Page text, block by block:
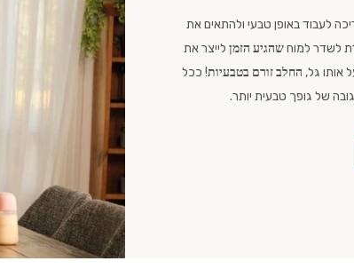
לעבוד באופן טבעי ולהתאים את
לשדר למוחשהגיע הזמן לייצר את
אותו גל, החלב זורם בטבעיות! ככל
של גופך טבעית יותר.